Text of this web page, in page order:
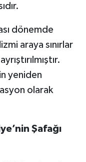
dönemde
araya sınırlar
yeniden
olarak
Şafağı